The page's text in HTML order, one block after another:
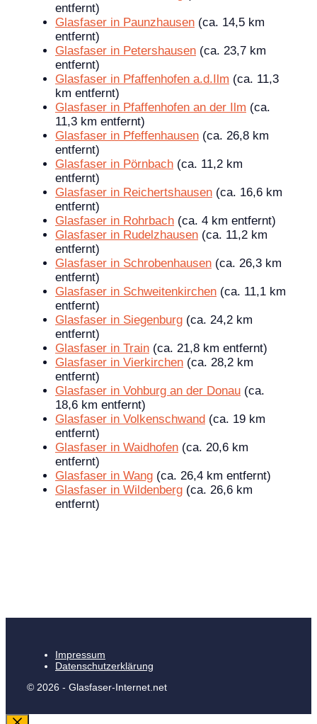
entfernt)
Glasfaser in Paunzhausen (ca. 14,5 km
entfernt)
Glasfaser in Petershausen (ca. 23,7 km
entfernt)
Glasfaser in Pfaffenhofen a.d.Ilm (ca. 11,3
km entfernt)
Glasfaser in Pfaffenhofen an der Ilm (ca.
11,3 km entfernt)
Glasfaser in Pfeffenhausen (ca. 26,8 km
entfernt)
Glasfaser in Pörnbach (ca. 11,2 km
entfernt)
Glasfaser in Reichertshausen (ca. 16,6 km
entfernt)
Glasfaser in Rohrbach (ca. 4 km entfernt)
Glasfaser in Rudelzhausen (ca. 11,2 km
entfernt)
Glasfaser in Schrobenhausen (ca. 26,3 km
entfernt)
Glasfaser in Schweitenkirchen (ca. 11,1 km
entfernt)
Glasfaser in Siegenburg (ca. 24,2 km
entfernt)
Glasfaser in Train (ca. 21,8 km entfernt)
Glasfaser in Vierkirchen (ca. 28,2 km
entfernt)
Glasfaser in Vohburg an der Donau (ca.
18,6 km entfernt)
Glasfaser in Volkenschwand (ca. 19 km
entfernt)
Glasfaser in Waidhofen (ca. 20,6 km
entfernt)
Glasfaser in Wang (ca. 26,4 km entfernt)
Glasfaser in Wildenberg (ca. 26,6 km
entfernt)
Impressum
Datenschutzerklärung
© 2026 - Glasfaser-Internet.net